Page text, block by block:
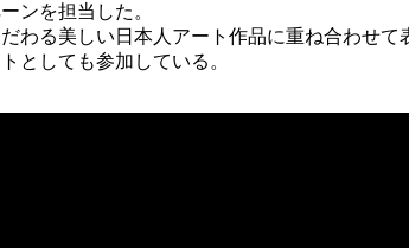
ンを担当した。
る美しい日本人アート作品に重ね合わせて
としても参加している。